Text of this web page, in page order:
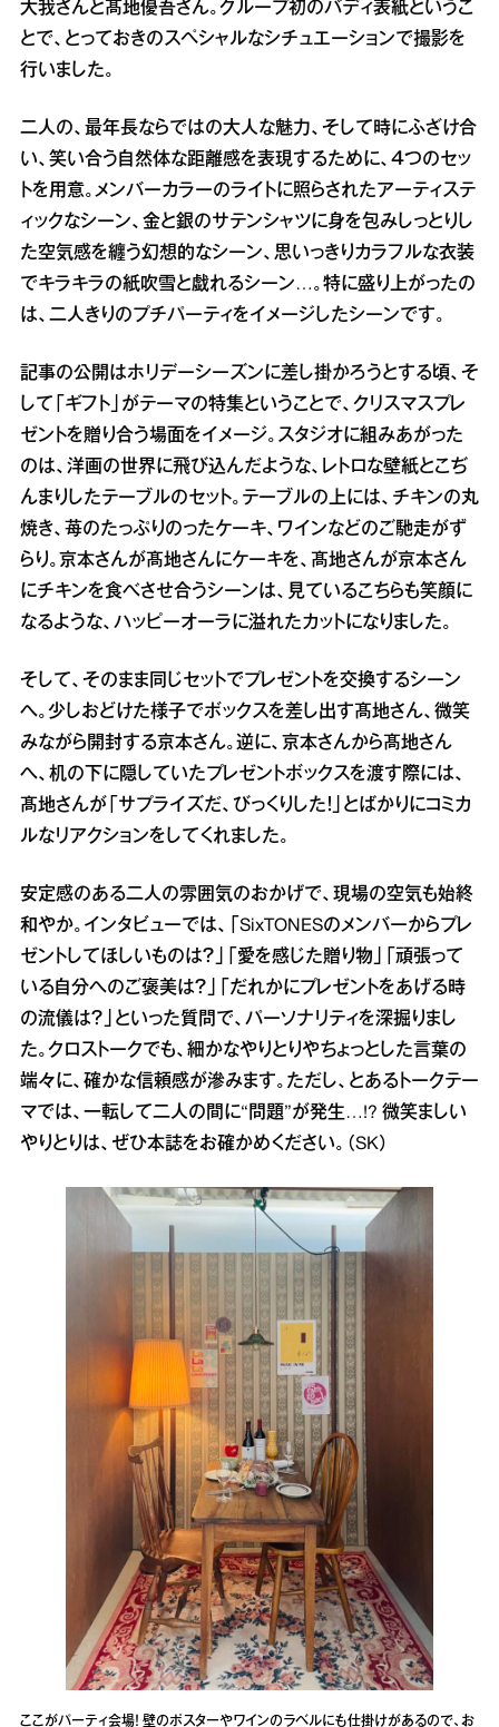
大我さんと髙地優吾さん。グループ初のバディ表紙というこ
とで、とっておきのスペシャルなシチュエーションで撮影を
行いました。
二人の、最年長ならではの大人な魅力、そして時にふざけ合
い、笑い合う自然体な距離感を表現するために、４つのセッ
トを用意。メンバーカラーのライトに照らされたアーティステ
ィックなシーン、金と銀のサテンシャツに身を包みしっとりし
た空気感を纏う幻想的なシーン、思いっきりカラフルな衣装
でキラキラの紙吹雪と戯れるシーン…。特に盛り上がったの
は、二人きりのプチパーティをイメージしたシーンです。
記事の公開はホリデーシーズンに差し掛かろうとする頃、そ
して「ギフト」がテーマの特集ということで、クリスマスプレ
ゼントを贈り合う場面をイメージ。スタジオに組みあがった
のは、洋画の世界に飛び込んだような、レトロな壁紙とこぢ
んまりしたテーブルのセット。テーブルの上には、チキンの丸
焼き、苺のたっぷりのったケーキ、ワインなどのご馳走がず
らり。京本さんが髙地さんにケーキを、髙地さんが京本さん
にチキンを食べさせ合うシーンは、見ているこちらも笑顔に
なるような、ハッピーオーラに溢れたカットになりました。
そして、そのまま同じセットでプレゼントを交換するシーン
へ。少しおどけた様子でボックスを差し出す髙地さん、微笑
みながら開封する京本さん。逆に、京本さんから髙地さん
へ、机の下に隠していたプレゼントボックスを渡す際には、
髙地さんが「サプライズだ、びっくりした！」とばかりにコミカ
ルなリアクションをしてくれました。
安定感のある二人の雰囲気のおかげで、現場の空気も始終
和やか。インタビューでは、「SixTONESのメンバーからプレ
ゼントしてほしいものは？」「愛を感じた贈り物」「頑張って
いる自分へのご褒美は？」「だれかにプレゼントをあげる時
の流儀は？」といった質問で、パーソナリティを深掘りまし
た。クロストークでも、細かなやりとりやちょっとした言葉の
端々に、確かな信頼感が滲みます。ただし、とあるトークテー
マでは、一転して二人の間に“問題”が発生…!? 微笑ましい
やりとりは、ぜひ本誌をお確かめください。（SK）
ここがパーティ会場！ 壁のポスターやワインのラベルにも仕掛けがあるので、お